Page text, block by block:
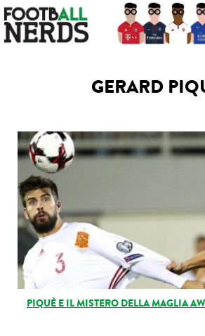
Search
Scarpe
Magazine Roba Da
Storie
Football Viral
GERARD
PIQUÈ E IL MISTERO DELLA MAGLIA